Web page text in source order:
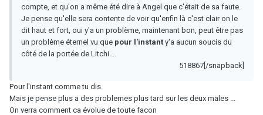
compte, et qu'on a même été dire à Angel que c'était de sa faute.
Je pense qu'elle sera contente de voir qu'enfin là c'est clair on le
dit haut et fort, oui y'a un problème, maintenant bon, peut être pas
un problème éternel vu que pour l'instant y'a aucun soucis du
côté de la portée de Litchi ...
518867[/snapback]
Pour l'instant comme tu dis.
Mais je pense plus a des problemes plus tard sur les deux males ...
On verra comment ca évolue de toute facon